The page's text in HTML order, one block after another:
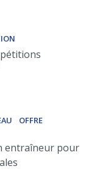
OFFRE
entraîneur pour